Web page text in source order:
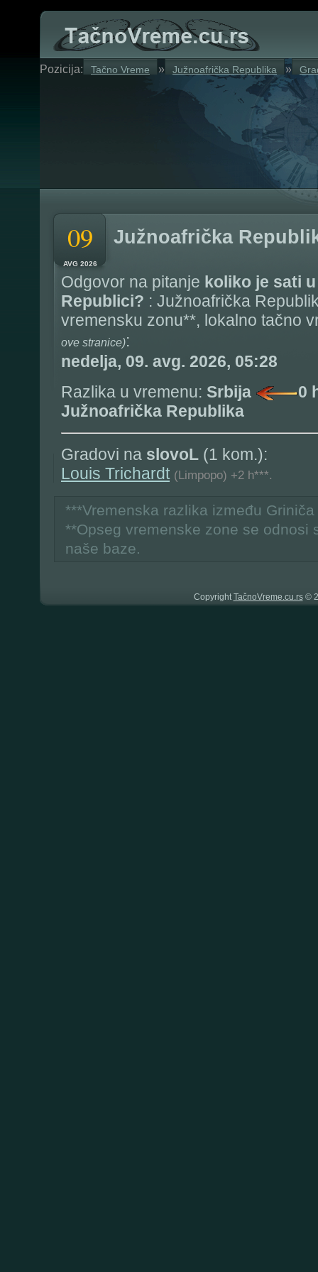
Pozicija: Tačno Vreme » Južnoafrička Republika »
09
AVG 2026
Južnoafrička
Odgovor na pitanje koliko je sati
Republici? : Južnoafrička
vremensku zonu**, lokalno tačno
ove stranice):
nedelja, 09. avg. 2026, 05:28
Razlika u vremenu: Srbija
0
Južnoafrička Republika
Gradovi na slovoL (1 kom.):
Louis Trichardt (Limpopo) +2 h***.
***Vremenska razlika između
**Opseg vremenske zone se odnosi
naše baze.
CopyrightTačnoVreme.cu.rs©